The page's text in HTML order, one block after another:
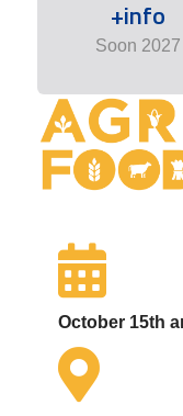
+info
Soon 2027
October 15th